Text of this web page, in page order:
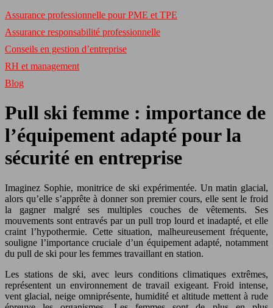
Assurance professionnelle pour PME et TPE
Assurance responsabilité professionnelle
Conseils en gestion d’entreprise
RH et management
Blog
Pull ski femme : importance de
l’équipement adapté pour la
sécurité en entreprise
Imaginez Sophie, monitrice de ski expérimentée. Un matin glacial,
alors qu’elle s’apprête à donner son premier cours, elle sent le froid
la gagner malgré ses multiples couches de vêtements. Ses
mouvements sont entravés par un pull trop lourd et inadapté, et elle
craint l’hypothermie. Cette situation, malheureusement fréquente,
souligne l’importance cruciale d’un équipement adapté, notamment
du pull de ski pour les femmes travaillant en station.
Les stations de ski, avec leurs conditions climatiques extrêmes,
représentent un environnement de travail exigeant. Froid intense,
vent glacial, neige omniprésente, humidité et altitude mettent à rude